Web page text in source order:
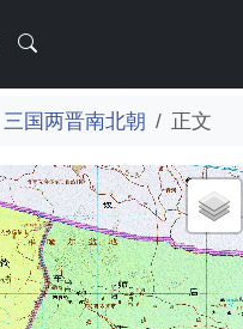
三国两晋南北朝 正文